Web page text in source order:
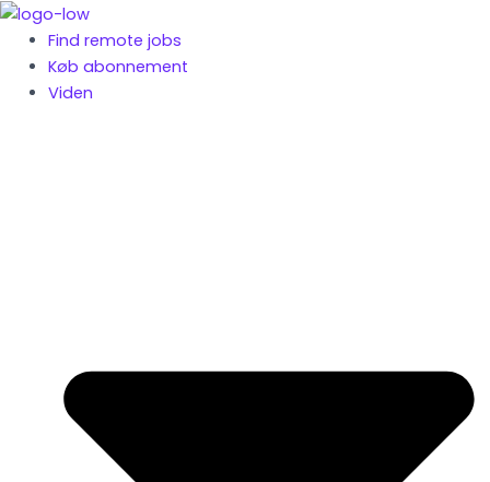
Gå
indholdet
Find remote jobs
Køb abonnement
Viden